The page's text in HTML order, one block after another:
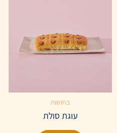
בחושות
עוגת סולת